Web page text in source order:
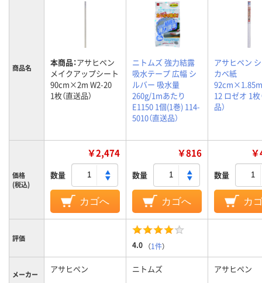
商品名 本商品：アサヒペン
メイクアップシート
90cm×2m W2-20
1枚（直送品）
ニトムズ 強力結露
吸水テープ 広幅 シ
ルバー 吸水量
260g/1mあたり
E1150 1個(1巻) 114-
5010（直送品）
アサヒペン
カベ紙
12 ロゼオ 1枚
品）
価格
(税込)
￥2,474
数量
カゴへ
￥816
数量
カゴへ
数量
カ
評価
4.0 （1件）
メーカー アサヒペン ニトムズ アサヒペン